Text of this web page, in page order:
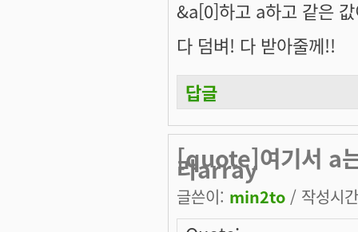
&a[0]하고 a하고 같은
다 덤벼! 다 받아줄께!!
답글
[quote]여기서 a
라array
글쓴이: min2to / 작성시